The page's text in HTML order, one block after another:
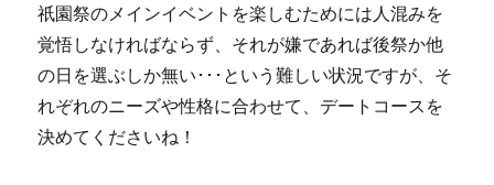
祇園祭のメインイベントを楽しむためには人混みを
覚悟しなければならず、それが嫌であれば後祭か他
の日を選ぶしか無い･･･という難しい状況ですが、そ
れぞれのニーズや性格に合わせて、デートコースを
決めてくださいね！